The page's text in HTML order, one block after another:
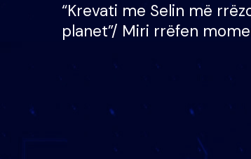
“Krevati me Selin më
planet”/ Miri rrëfen
mungojë zilja e mëngjesit